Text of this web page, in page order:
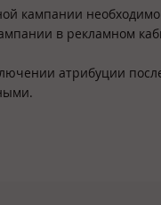
кампании
в рекламном
атрибуции